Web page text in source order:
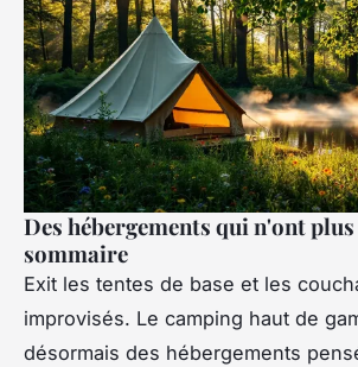
Des hébergements qui n'ont
sommaire
Exit les tentes de base et les
improvisés. Le camping haut de
désormais des hébergements